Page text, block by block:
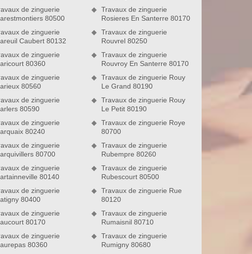
de zinguerie
80500
de zinguerie
Caubert 80132
de zinguerie
80360
de zinguerie
80560
de zinguerie
80590
de zinguerie
80240
de zinguerie
80700
de zinguerie
80140
de zinguerie
80400
de zinguerie
80170
de zinguerie
80360
Travaux de zinguerie
Rosieres En Santerre 80170
Travaux de zinguerie
Rouvrel 80250
Travaux de zinguerie
Rouvroy En Santerre 80170
Travaux de zinguerie Rouy
Le Grand 80190
Travaux de zinguerie Rouy
Le Petit 80190
Travaux de zinguerie Roye
80700
Travaux de zinguerie
Rubempre 80260
Travaux de zinguerie
Rubescourt 80500
Travaux de zinguerie Rue
80120
Travaux de zinguerie
Rumaisnil 80710
Travaux de zinguerie
Rumigny 80680